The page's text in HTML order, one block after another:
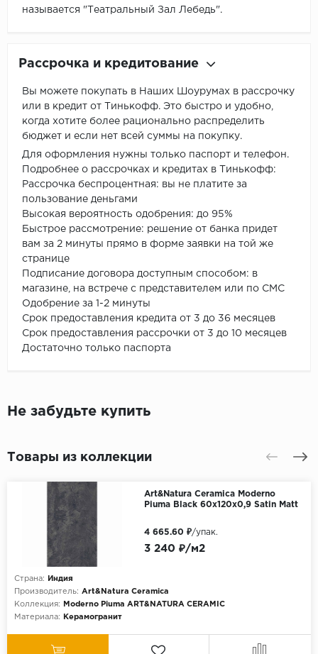
называется "Театральный Зал Лебедь".
Рассрочка и кредитование
Вы можете покупать в Наших Шоурумах в рассрочку
или в кредит от Тинькофф. Это быстро и удобно,
когда хотите более рационально распределить
бюджет и если нет всей суммы на покупку.
Для оформления нужны только паспорт и телефон.
Подробнее о рассрочках и кредитах в Тинькофф:
Рассрочка беспроцентная: вы не платите за
пользование деньгами
Высокая вероятность одобрения: до 95%
Быстрое рассмотрение: решение от банка придет
вам за 2 минуты прямо в форме заявки на той же
странице
Подписание договора доступным способом: в
магазине, на встрече с представителем или по СМС
Одобрение за 1-2 минуты
Срок предоставления кредита от 3 до 36 месяцев
Срок предоставления рассрочки от 3 до 10 месяцев
Достаточно только паспорта
Не забудьте купить
Товары из коллекции
Art&Natura Ceramica Moderno
Piuma Black 60x120х0,9 Satin Matt
Страна:
Индия
Производитель: Art&Natura Ceramica
Коллекция:
Moderno Piuma ART&NATURA CERAMIC
Материала:
Керамогранит
3 240 ₽/м2
4 665.60 ₽/упак.